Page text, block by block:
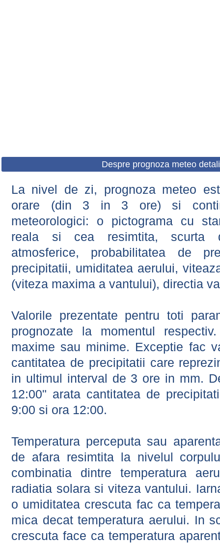
Despre prognoza meteo
La nivel de zi, prognoza meteo
orare (din 3 in 3 ore) si
meteorologici: o pictograma cu
reala si cea resimtita, scurta
atmosferice, probabilitatea de
precipitatii, umiditatea aerului,
(viteza maxima a vantului), directia
Valorile prezentate pentru toti
prognozate la momentul
maxime sau minime. Exceptie fac
cantitatea de precipitatii care
in ultimul interval de 3 ore in mm.
12:00" arata cantitatea de
9:00 si ora 12:00.
Temperatura perceputa sau
de afara resimtita la nivelul
combinatia dintre temperatura
radiatia solara si viteza vantului.
o umiditatea crescuta fac ca
mica decat temperatura aerului. In
crescuta face ca temperatura